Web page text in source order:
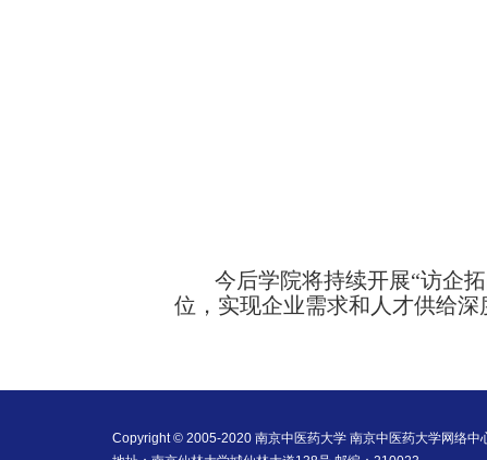
今后学院将持续开展“访企
位，实现企业需求和人才供给深
Copyright © 2005-2020 南京中医药大学 南京中医药大学网络中